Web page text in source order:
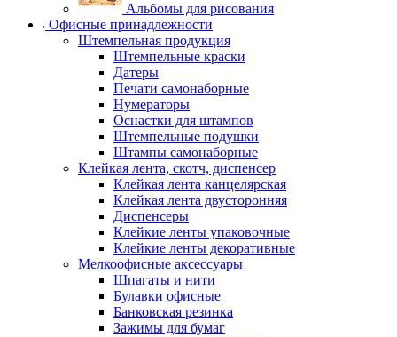
Альбомы для рисования
Офисные принадлежности
Штемпельная продукция
Штемпельные краски
Датеры
Печати самонаборные
Нумераторы
Оснастки для штампов
Штемпельные подушки
Штампы самонаборные
Клейкая лента, скотч, диспенсер
Клейкая лента канцелярская
Клейкая лента двусторонняя
Диспенсеры
Клейкие ленты упаковочные
Клейкие ленты декоративные
Мелкоофисные аксессуары
Шпагаты и нити
Булавки офисные
Банковская резинка
Зажимы для бумаг